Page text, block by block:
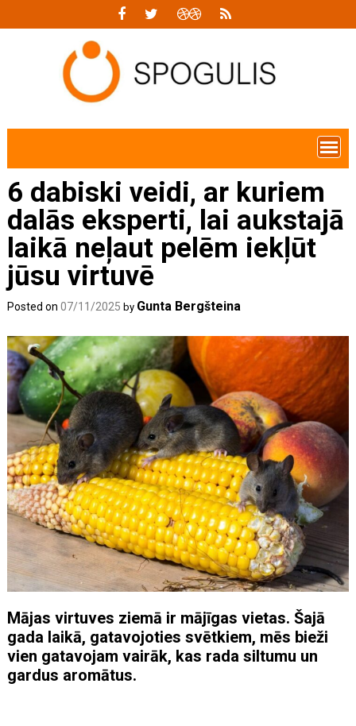
6 dabiski veidi, ar kuriem
dalās eksperti, lai aukstajā
laikā neļaut pelēm iekļūt
jūsu virtuvē
Posted on07/11/2025 by Gunta Bergšteina
Mājas virtuves ziemā ir mājīgas vietas. Šajā
gada laikā, gatavojoties svētkiem, mēs bieži
vien gatavojam vairāk, kas rada siltumu un
gardus aromātus.